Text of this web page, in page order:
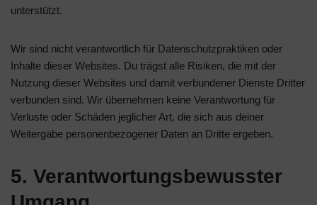
unterstützt.
Wir sind nicht verantwortlich für Datenschutzpraktiken oder
Inhalte dieser Websites. Du trägst alle Risiken, die mit der
Nutzung dieser Websites und damit verbundener Dienste Dritter
verbunden sind. Wir übernehmen keine Verantwortung für
Verluste oder Schäden jeglicher Art, die sich aus deiner
Weitergabe personenbezogener Daten an Dritte ergeben.
5. Verantwortungsbewusster